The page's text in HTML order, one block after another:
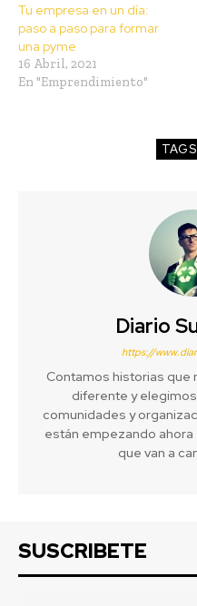
Tu empresa en un día:
paso a paso para formar
una pyme
16 Abril, 2021
En "Emprendimiento"
TAGS
Diario
https://
Contamos historias que
diferente y
comunidades y
están empezando
que van a
SUSCRIBETE